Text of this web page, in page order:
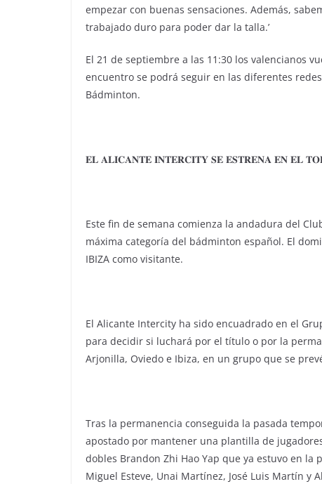
empezar con buenas sensaciones. Además,
trabajado duro para poder dar la talla.’
El 21 de septiembre a las 11:30 los valencianos
encuentro se podrá seguir en las diferentes
Bádminton.
𝐄𝐋 𝐀𝐋𝐈𝐂𝐀𝐍𝐓𝐄 𝐈𝐍𝐓𝐄𝐑𝐂𝐈𝐓𝐘 𝐒𝐄 𝐄𝐒𝐓𝐑𝐄𝐍𝐀 𝐄𝐍 𝐄𝐋
Este fin de semana comienza la andadura del
máxima categoría del bádminton español. El
IBIZA como visitante.
El Alicante Intercity ha sido encuadrado en el
para decidir si luchará por el título o por la
Arjonilla, Oviedo e Ibiza, en un grupo que se
Tras la permanencia conseguida la pasada
apostado por mantener una plantilla de
dobles Brandon Zhi Hao Yap que ya estuvo en
Miguel Esteve, Unai Martínez, José Luis Martín y